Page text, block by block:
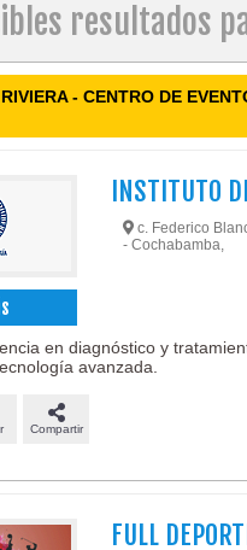
resultados
- CENTRO DE
INSTITUTO
c. Federico
- Cochabamba,
en diagnóstico y
avanzada.
Compartir
FULL